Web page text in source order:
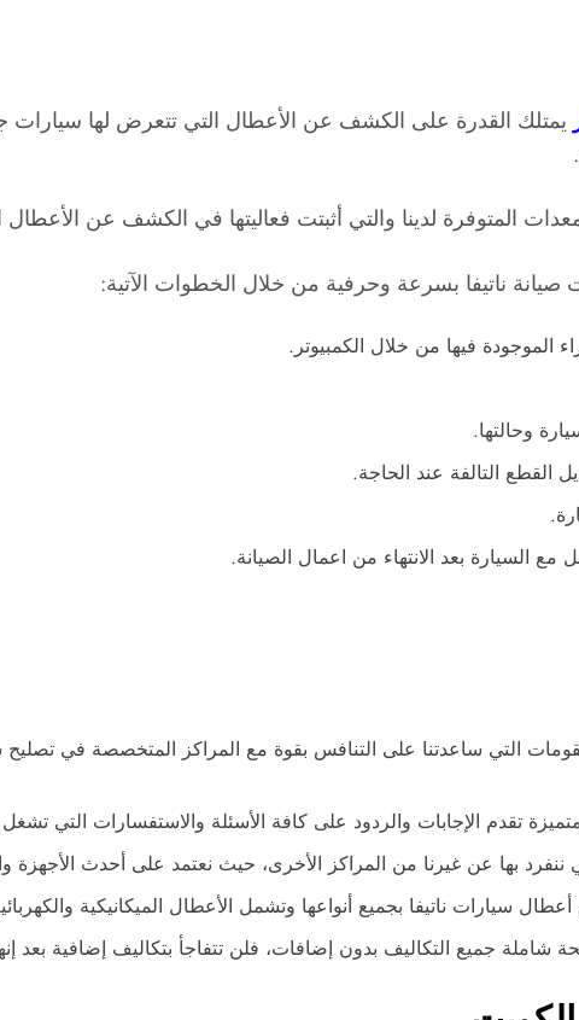
يمتلك القدرة على الكشف عن الأعطال التي تتعرض لها سيارات
.
المتوفرة لدينا والتي أثبتت فعاليتها في الكشف عن
ناتيفا بسرعة وحرفية من خلال الخطوات الآتية:
الموجودة فيها من خلال الكمبيوتر.
وحالتها.
القطع التالفة عند الحاجة.
مع السيارة بعد الانتهاء من اعمال الصيانة.
التي ساعدتنا على التنافس بقوة مع المراكز المتخصصة في
متميزة تقدم الإجابات والردود على كافة الأسئلة والاستفسارات التي
ننفرد بها عن غيرنا من المراكز الأخرى، حيث نعتمد على أحدث الأجهزة
سيارات ناتيفا بجميع أنواعها وتشمل الأعطال الميكانيكية
جميع التكاليف بدون إضافات، فلن تتفاجأ بتكاليف إضافية بعد